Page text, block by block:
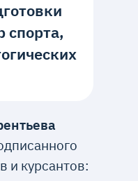
спорта,
и курсантов: